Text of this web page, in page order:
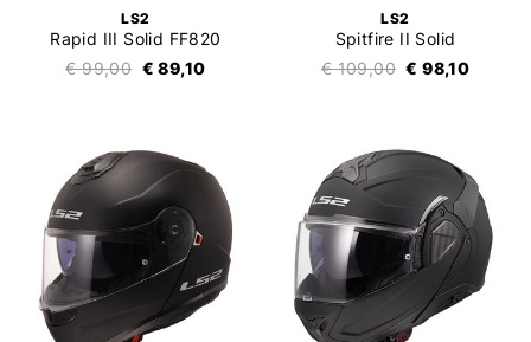
LS2
Rapid III Solid FF820
€ 99,00 € 89,10
LS2
Spitfire II Solid
€ 109,00 € 98,10